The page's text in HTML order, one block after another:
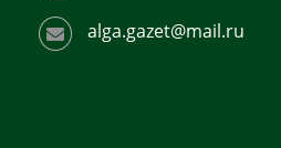
alga.gazet@mail.ru